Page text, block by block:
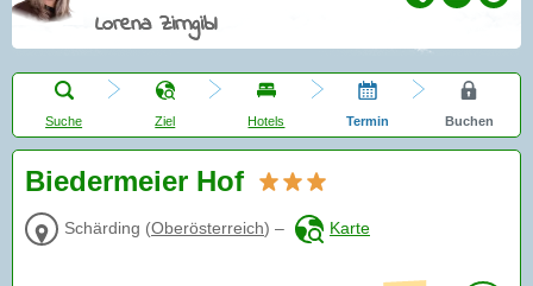
Lorena Zirngibl
Suche Ziel Hotels Termin Buchen
Biedermeier Hof
Schärding (Oberösterreich) – Karte